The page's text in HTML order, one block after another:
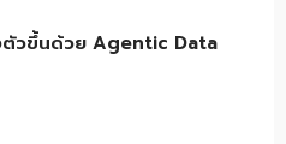
วขึ้นด้วย Agentic Data